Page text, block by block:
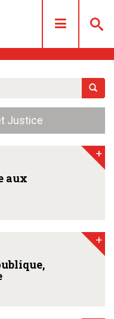
Justice
aux
+
+